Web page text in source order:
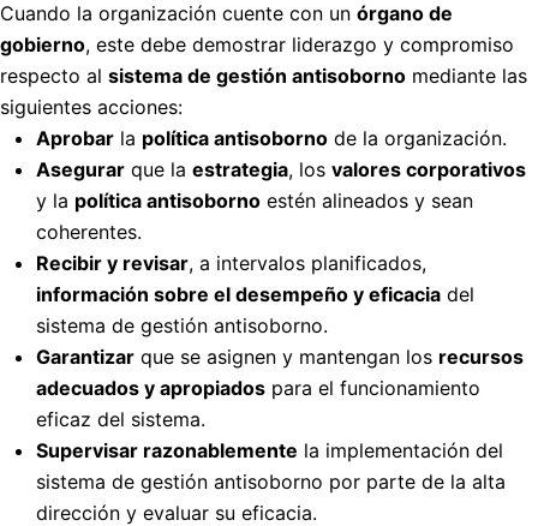
Cuando la organización cuente con un órgano de
gobierno, este debe demostrar liderazgo y compromiso
respecto al sistema de gestión antisoborno mediante las
siguientes acciones:
Aprobar la política antisoborno de la organización.
Asegurar que la estrategia, los valores corporativos
y la política antisoborno estén alineados y sean
coherentes.
Recibir y revisar, a intervalos planificados,
información sobre el desempeño y eficacia del
sistema de gestión antisoborno.
Garantizar que se asignen y mantengan los recursos
adecuados y apropiados para el funcionamiento
eficaz del sistema.
Supervisar razonablemente la implementación del
sistema de gestión antisoborno por parte de la alta
dirección y evaluar su eficacia.